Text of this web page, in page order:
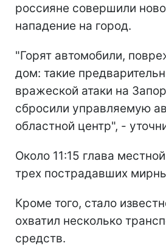
россияне совершили
нападение на город.
"Горят автомобили,
дом: такие
вражеской атаки на
сбросили управляемую
областной центр", -
Около 11:15 глава
трех пострадавших
Кроме того, стало
охватил несколько
средств.